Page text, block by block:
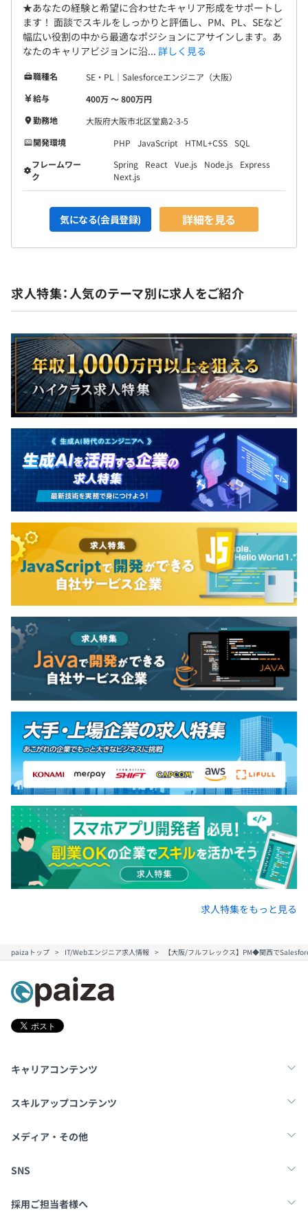
★あなたの経験と希望に合わせたキャリア形成をサポートし
ます！ 面談でスキルをしっかりと評価し、PM、PL、SEなど
幅広い役割の中から最適なポジションにアサインします。あ
なたのキャリアビジョンに沿... 詳しく見る
職種名
SE・PL｜Salesforceエンジニア（大阪）
給与
400万 〜 800万円
勤務地
大阪府大阪市北区堂島2-3-5
開発環境
PHP JavaScript HTML+CSS SQL
フレームワー
ク
Spring React Vue.js Node.js
Express
Next.js
気になる(会員登録) 詳細を見る
求人特集：人気のテーマ別に求人をご紹介
求人特集をもっと見る
paizaトップ IT/Webエンジニア求人情報 【大阪/フルフレックス】PM◆関西で
キャリアコンテンツ
転職・キャリア
スキルアップコンテンツ
学習
メディア・その他
Tech Team Journal
SNS
X
採用ご担当者様へ